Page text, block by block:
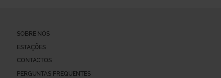
SOBRE NÓS
ESTAÇÕES
CONTACTOS
PERGUNTAS FREQUENTES